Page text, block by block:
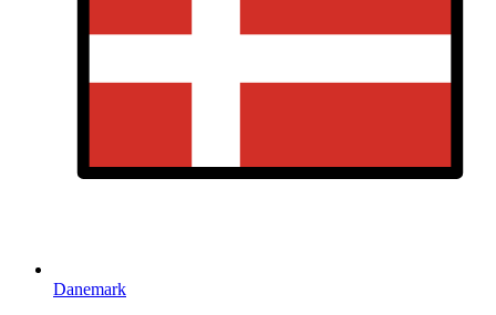
Danemark